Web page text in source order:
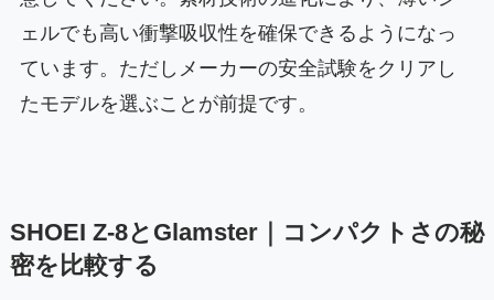
ェルでも高い衝撃吸収性を確保できるようになっ
ています。ただしメーカーの安全試験をクリアし
たモデルを選ぶことが前提です。
SHOEI Z-8とGlamster｜コンパクトさの秘
密を比較する